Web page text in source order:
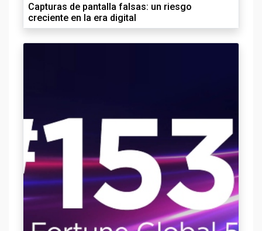
Capturas de pantalla falsas: un riesgo
creciente en la era digital